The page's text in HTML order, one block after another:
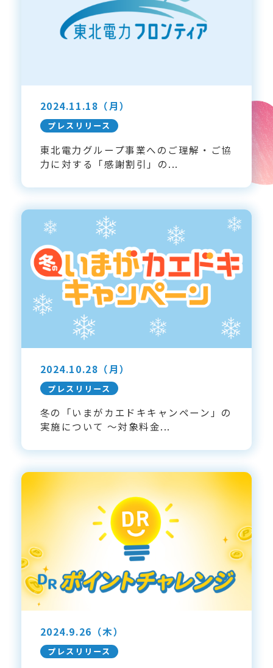
2024.11.18 （月）
プレスリリース
東北電力グループ事業へのご理解・ご協
力に対する「感謝割引」の...
2024.10.28 （月）
プレスリリース
冬の「いまがカエドキキャンペーン」の
実施について ～対象料金...
2024.9.26 （木）
プレスリリース